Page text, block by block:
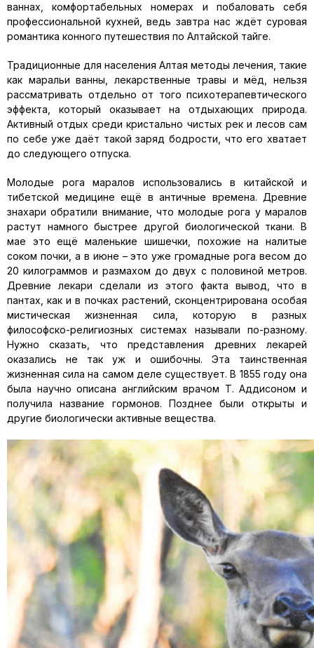
ваннах, комфортабельных номерах и побаловать себя
профессиональной кухней, ведь завтра нас ждёт суровая
романтика конного путешествия по Алтайской тайге.
Традиционные для населения Алтая методы лечения, такие
как маральи ванны, лекарственные травы и мёд, нельзя
рассматривать отдельно от того психотерапевтического
эффекта, который оказывает на отдыхающих природа.
Активный отдых среди кристально чистых рек и лесов сам
по себе уже даёт такой заряд бодрости, что его хватает
до следующего отпуска.
Молодые рога маралов использовались в китайской и
тибетской медицине ещё в античные времена. Древние
знахари обратили внимание, что молодые рога у маралов
растут намного быстрее другой биологической ткани. В
мае это ещё маленькие шишечки, похожие на налитые
соком почки, а в июне – это уже громадные рога весом до
20 килограммов и размахом до двух с половиной метров.
Древние лекари сделали из этого факта вывод, что в
пантах, как и в почках растений, сконцентрирована особая
мистическая жизненная сила, которую в разных
философско-религиозных системах называли по-разному.
Нужно сказать, что представления древних лекарей
оказались не так уж и ошибочны. Эта таинственная
жизненная сила на самом деле существует. В 1855 году она
была научно описана английским врачом Т. Аддисоном и
получила название гормонов. Позднее были открыты и
другие биологически активные вещества.